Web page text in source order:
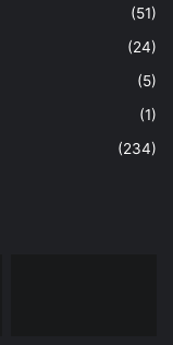
(51)
(24)
(5)
(1)
(234)